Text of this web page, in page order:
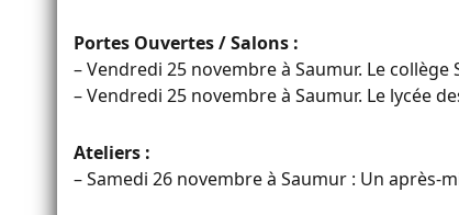
Portes Ouvertes / Salons :
– Vendredi 25 novembre à Saumur. Le
– Vendredi 25 novembre à Saumur. Le lycée
Ateliers :
– Samedi 26 novembre à Saumur : Un après-